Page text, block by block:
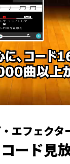
エフェクタ
ード見